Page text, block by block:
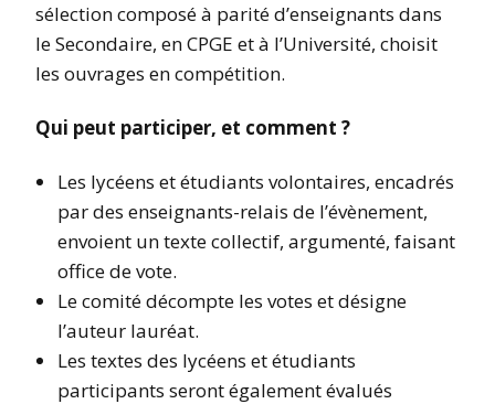
sélection composé à parité d’enseignants dans
le Secondaire, en CPGE et à l’Université, choisit
les ouvrages en compétition.
Qui peut participer, et comment ?
Les lycéens et étudiants volontaires, encadrés
par des enseignants-relais de l’évènement,
envoient un texte collectif, argumenté, faisant
office de vote.
Le comité décompte les votes et désigne
l’auteur lauréat.
Les textes des lycéens et étudiants
participants seront également évalués